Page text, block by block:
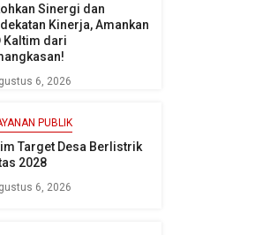
Sinergi dan
Kinerja, Amankan
Kaltim dari
6, 2026
PUBLIK
Target Desa Berlistrik
2028
6, 2026